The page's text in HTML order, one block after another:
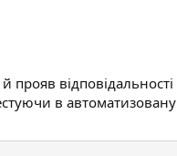
в автоматизовану